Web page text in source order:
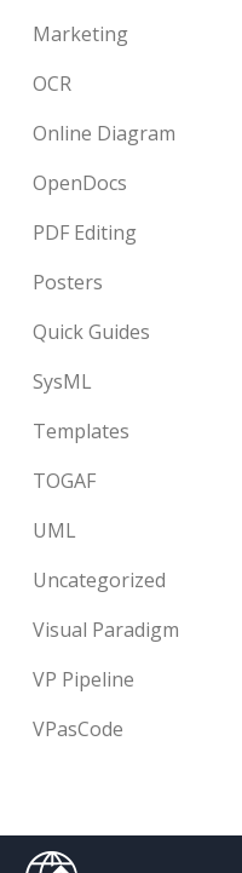
Marketing
OCR
Online Diagram
OpenDocs
PDF Editing
Posters
Quick Guides
SysML
Templates
TOGAF
UML
Uncategorized
Visual Paradigm
VP Pipeline
VPasCode